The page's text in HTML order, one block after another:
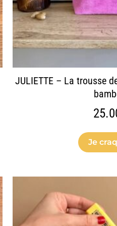
JULIETTE – La trousse
Je